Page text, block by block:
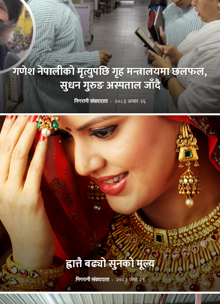
गणेश नेपालीको मृत्युपछि गृह मन्त्रालयमा छलफल,
सुधन गुरुङ अस्पताल जाँदै
निगरानी संवाददाता - २०८३ असार २६
ह्वात्तै बढ्यो सुनको मूल्य
निगरानी संवाददाता - २०८३ जेष्ठ २९